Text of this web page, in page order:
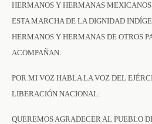
HERMANOS Y HERMANAS
ESTA MARCHA DE LA DIGNIDAD
HERMANOS Y HERMANAS DE OTROS
ACOMPAÑAN:
POR MI VOZ HABLA LA VOZ DEL
LIBERACIÓN NACIONAL:
QUEREMOS AGRADECER AL PUEBLO